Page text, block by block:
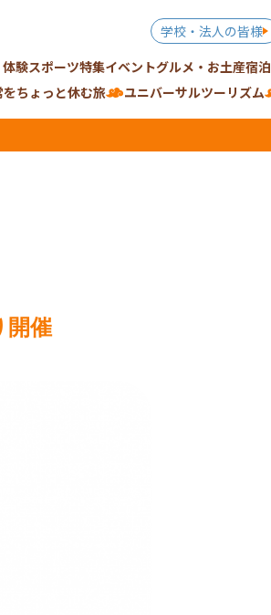
学校・法人の皆様
験スポーツ特集イベントグルメ・お土産宿泊
をちょっと休む旅
ユニバーサルツーリズム
開催